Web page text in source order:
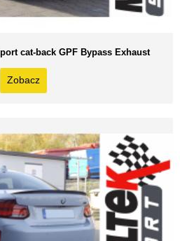
cat-back GPF Bypass Exhaust
Zobacz